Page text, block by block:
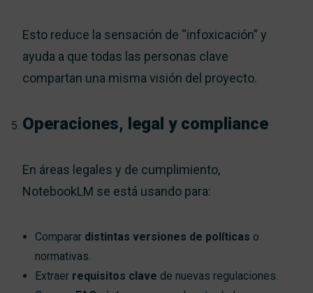
Esto reduce la sensación de “infoxicación” y
ayuda a que todas las personas clave
compartan una misma visión del proyecto.
Operaciones, legal y compliance
En áreas legales y de cumplimiento,
NotebookLM se está usando para:
Comparar distintas versiones de políticas o
normativas.
Extraer requisitos clave de nuevas regulaciones.